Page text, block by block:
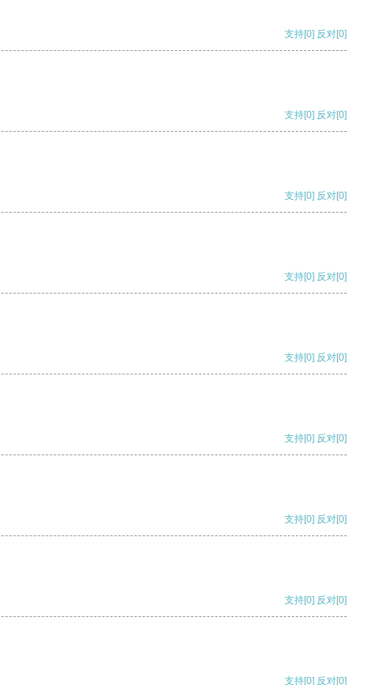
支持[0] 反对[0]
支持[0] 反对[0]
支持[0] 反对[0]
支持[0] 反对[0]
支持[0] 反对[0]
支持[0] 反对[0]
支持[0] 反对[0]
支持[0] 反对[0]
支持[0] 反对[0]